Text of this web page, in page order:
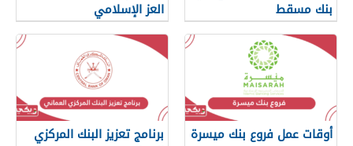
بنك مسقط
العز الإسلامي
أوقات عمل فروع بنك ميسرة
برنامج تعزيز البنك المركزي